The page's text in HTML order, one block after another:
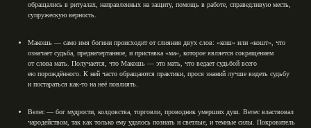
обращались в ритуалах, направленных на защиту, помощь в работе, справедливую месть,
супружескую верность. ⁣⁣
Макошь — само имя богини происходит от слияния двух слов: «кош» или «кошт», что
означает судьба, предначертанное, и приставка «ма», которое является сокращением
от слова мать. Получается, что Макошь — это мать, что ведает судьбой всего
ею порождённого. К ней часто обращаются практики, прося знаний лучше видеть судьбу
и постараться как-то на неё повлиять.⁣⁣
Велес — бог мудрости, колдовства, торговли, проводник умерших душ. Велес властвовал
чародейством, так как только ему удалось познать и светлые, и темные силы. Покровитель